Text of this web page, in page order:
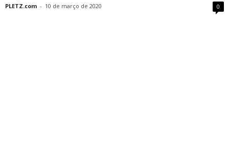
PLETZ.com - 10 de março de 2020 0